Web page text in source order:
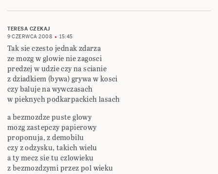
TERESA CZEKAJ
9 CZERWCA 2008
15:45
Tak sie czesto jednak zdarza
ze mozg w glowie nie zagosci
predzej w udzie czy na scianie
z dziadkiem (bywa) grywa w kosci
czy baluje na wywczasach
w pieknych podkarpackich lasach
a bezmozdze puste glowy
mozg zastepczy papierowy
proponuja, z demobilu
czy z odzysku, takich wielu
a ty mecz sie tu czlowieku
z bezmozdzymi przez pol wieku